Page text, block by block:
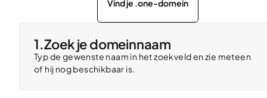
Vind je .one-domein
1.Zoek je domeinnaam
Typ de gewenste naam in het zoekveld en zie meteen
of hij nog beschikbaar is.